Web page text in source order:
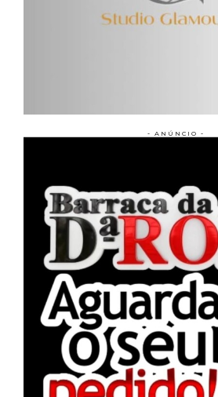
- ANÚNCIO -